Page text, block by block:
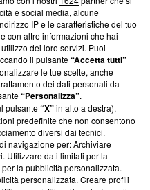
la nostra aderenza a
Blasting News non è
ha richiesto di farne
effettuato una verifica di
e social media, alcune
IP e le caratteristiche del tuo
con altre informazioni che hai
dei loro servizi. Puoi
il pulsante“Accetta tutti”
le tue scelte, anche
dei dati personali da
“Personalizza”.
pulsante“X”in alto a destra),
predefinite che non consentono
diversi dai tecnici.
navigazione per: Archiviare
Utilizzare dati limitati per la
la pubblicità personalizzata.
personalizzata. Creare profili